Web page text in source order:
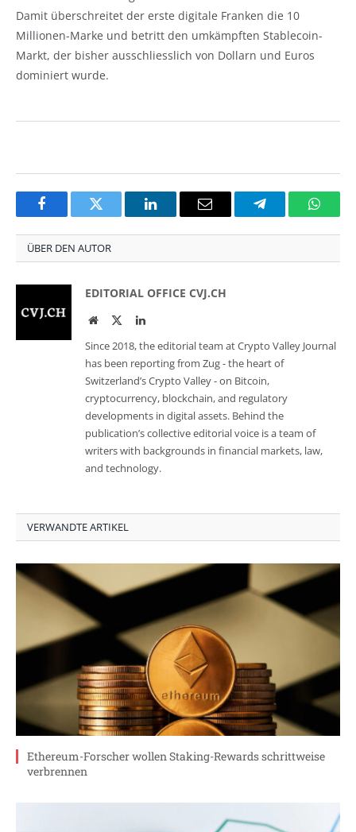
Damit überschreitet der erste digitale Franken die 10
Millionen-Marke und betritt den umkämpften Stablecoin-
Markt, der bisher ausschliesslich von Dollarn und Euros
dominiert wurde.
FacebookTwitter LinkedInEmail Telegram
ÜBER DEN AUTOR
EDITORIAL OFFICE CVJ.CH
WebsiteTwitterLinkedIn
Since 2018, the editorial team at Crypto Valley Journal
has been reporting from Zug - the heart of
Switzerland’s Crypto Valley - on Bitcoin,
cryptocurrency, blockchain, and regulatory
developments in digital assets. Behind the
publication’s collective editorial voice is a team of
writers with backgrounds in financial markets, law,
and technology.
VERWANDTE ARTIKEL
Ethereum-Forscher wollen Staking-Rewards schrittweise
verbrennen